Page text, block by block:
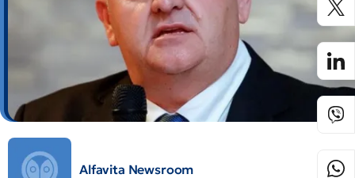
Alfavita Newsroom